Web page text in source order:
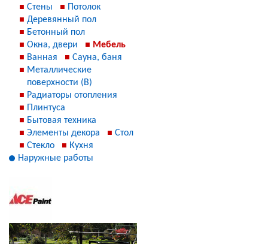
Стены
Потолок
Деревянный пол
Бетонный пол
Окна, двери
Мебель
Ванная
Сауна, баня
Металлические
поверхности (В)
Радиаторы отопления
Плинтуса
Бытовая техника
Элементы декора
Стол
Стекло
Кухня
Наружные работы